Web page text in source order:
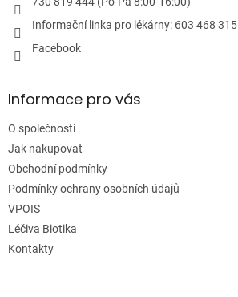
Informační linka pro lékárny: 603 468 315
Facebook
Informace pro vás
O společnosti
Jak nakupovat
Obchodní podmínky
Podmínky ochrany osobních údajů
VPOIS
Léčiva Biotika
Kontakty